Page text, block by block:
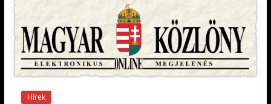
Hírek